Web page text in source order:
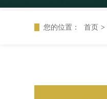
您的位置： 首页 >